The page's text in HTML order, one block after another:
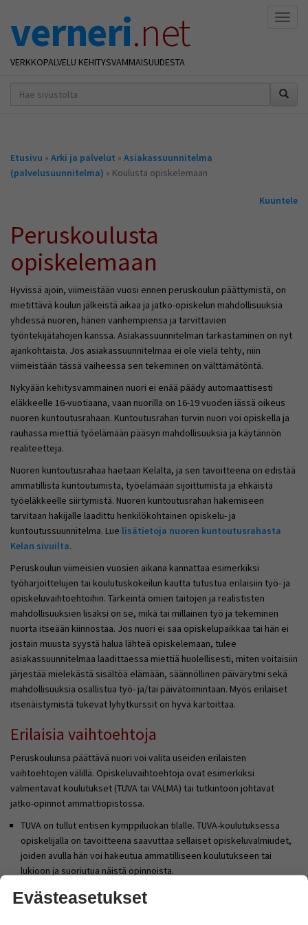
verneri.net
VERKKOPALVELU KEHITYSVAMMAISUUDESTA
hakusana(t)
Olet
täällä
Etusivu » Arki ja palvelut » Asiakassuunnitelma
(palvelusuunnitelma) » Koulusta opiskelemaan
Kuuntele
Peruskoulusta
opiskelemaan
Hyvissä ajoin, viimeistään vuosi ennen peruskoulun päättymistä, on
mietittävä koulun jälkeistä aikaa ja jatko-opiskelun mahdollisuuksia
yhdessä nuoren, hänen vanhempiensa ja tarvittavien
työntekijätahojen kanssa. Asiakassuunnitelman tarkastaminen on nyt
ajankohtaista. Jos asiakassuunnitelmaa ei ole vielä tehty, niin
viimeistään tässä vaiheessa sen tekeminen on välttämätöntä.
Nykyään kehitysvammainen nuori ei enää päädy automaattisesti
eläkkeelle 16-vuotiaana, vaan nuorilla on 16-19 vuoden iässä oikeus
nuoren kuntoutusrahaan. Kuntoutusrahan turvin nuori voi opiskella ja
rauhassa miettiä työelämään pääsyn mahdollisuuksia ja käytännön
realiteetteja.
Nuoren kuntoutusrahaa haetaan Kelalta, ja sen tavoitteena on edistää
ammatillista kuntoutumista, työelämään sijoittumista ja ehkäistä
työeläkkeelle siirtymistä. Nuoren kuntoutusrahan hakemiseen
tarvitaan hakijalle laadittu henkilökohtainen opiskelu- ja
kuntoutussuunnitelma. Lue lisätietoja nuoren kuntoutusrahasta
Kelan sivuilta.
Peruskoulun viimeisien vuosien aikana kannattaa esimerkiksi
työharjoittelujen tai koulutuskokeilun kautta tutustua erilaisiin työ- ja
opiskeluvaihtoehtoihin. Tärkeintä omien taitojen ja realististen
mahdollisuuksien lisäksi on se, mikä tai millainen työ ja tekeminen
nuorta itseään kiinnostaa. Jos nuori ei saa opiskelupaikkaa tai hän ei
jostain muusta syystä halua lähteä opiskelemaan, tulee
asiakassuunnitelmaa laadittaessa miettiä huolellisesti, miten voitaisiin
järjestää mielekästä sisältöä elämään, säännöllinen päivärytmi sekä
mahdollisuuksia osallistua työ- ja/tai päivätoimintaan. Myös erilaiset
itsenäistymistä tukevat lyhytkurssit on hyvä kartoittaa.
Erilaisia vaihtoehtoja
Peruskoulunsa päättävä nuori voi valita useiden erilaisten
vaihtoehtojen välillä. Opiskeluvaihtoehtoja ovat esimerkiksi
valmentavat koulutukset (TUVA tai VALMA) tai tutkintoon johtavat
jatko-opinnot ammattiopistossa.
TUVA on tullut entisen kymppiluokan tilalle. TUVA-koulutuksessa
opiskelijalla on tavoitteena saavuttaa sellaiset opiskeluvalmiudet,
joiden avulla hän voi hakeutua ammatilliseen koulutukseen tai
lukioon ja suoriutua näistä opinnoista.
Vammaisen oppijan ammattiopinnot voidaan mukauttaa
henkilökohtaisen opetusohjelman mukaisesti. Koko ammattitutkintoa
Evästeasetukset